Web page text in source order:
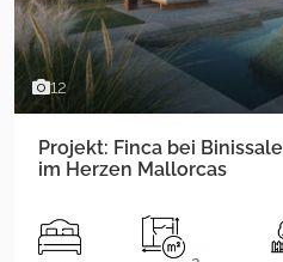
12
Projekt: Finca bei
im Herzen Mallorcas